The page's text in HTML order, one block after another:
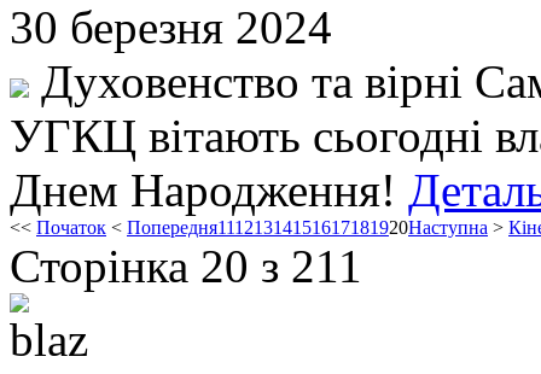
30 березня 2024
Духовенство та вірні
УГКЦ вітають сьогодні
Днем Народження!
<< Початок < Попередня11121314151617181920Наступна >
Сторінка 20 з 211